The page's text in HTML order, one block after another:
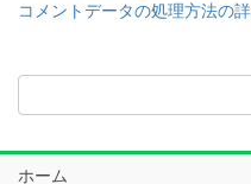
コメントデータの処理方法の
ホーム